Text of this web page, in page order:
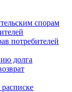
спорам
потребителей
долга